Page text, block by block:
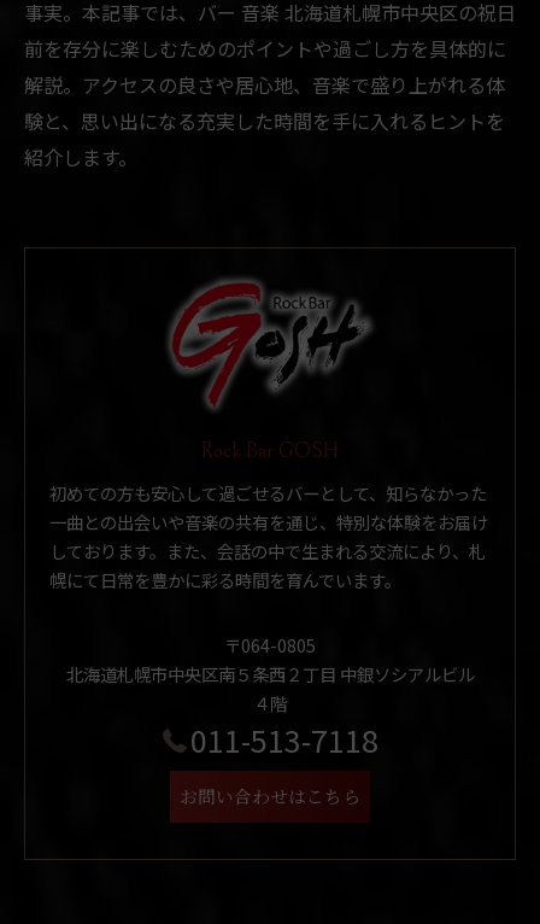
事実。本記事では、バー 音楽 北海道札幌市中央区の祝日
前を存分に楽しむためのポイントや過ごし方を具体的に
解説。アクセスの良さや居心地、音楽で盛り上がれる体
験と、思い出になる充実した時間を手に入れるヒントを
紹介します。
Rock Bar GOSH
初めての方も安心して過ごせるバーとして、知らなかった
一曲との出会いや音楽の共有を通じ、特別な体験をお届け
しております。また、会話の中で生まれる交流により、札
幌にて日常を豊かに彩る時間を育んでいます。
〒064-0805
北海道札幌市中央区南５条西２丁目 中銀ソシアルビル
４階
011-513-7118
お問い合わせはこちら